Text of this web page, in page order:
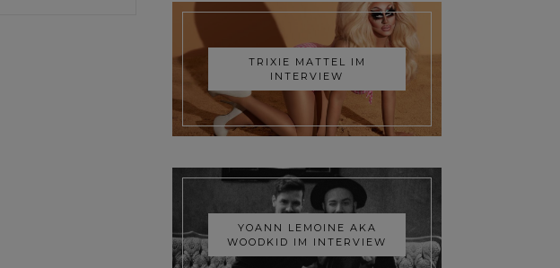
TRIXIE MATTEL IM
INTERVIEW
YOANN LEMOINE AKA
WOODKID IM INTERVIEW